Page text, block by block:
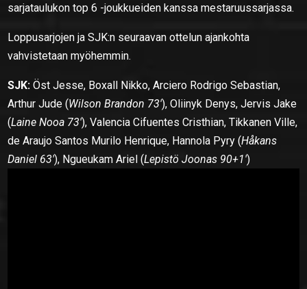
sarjataulukon top 6 -joukkueiden kanssa mestaruussarjassa.
Loppusarjojen ja SJK:n seuraavan ottelun ajankohta
vahvistetaan myöhemmin.
SJK: Öst Jesse, Boxall Nikko, Arciero Rodrigo Sebastian,
Arthur Jude (Wilson Brandon 73′), Oliinyk Denys, Jervis Jake
(Laine Nooa 73′), Valencia Cifuentes Cristhian, Tikkanen Ville,
de Araujo Santos Murilo Henrique, Hannola Pyry (Håkans
Daniel 63′), Ngueukam Ariel (Lepistö Joonas 90+1′)